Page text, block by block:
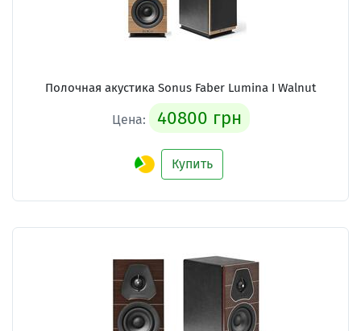
Полочная акустика Sonus Faber Lumina I Walnut
Цена: 40800 грн
Купить